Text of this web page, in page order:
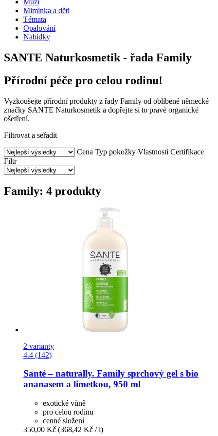
Muži
Miminka a děti
Témata
Opalování
Nabídky
SANTE Naturkosmetik - řada Family
Přírodní péče pro celou rodinu!
Vyzkoušejte přírodní produkty z řady Family od oblíbené německé
značky SANTE Naturkosmetik a dopřejte si to pravé organické
ošetření.
Filtrovat a seřadit
Cena Typ pokožky Vlastnosti Certifikace
Filtr
Family: 4 produkty
2 varianty
4.4 (142)
Santé – naturally. Family sprchový gel s bio
ananasem a limetkou, 950 ml
exotické vůně
pro celou rodinu
cenné složení
350,00 Kč (368,42 Kč / l)